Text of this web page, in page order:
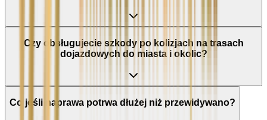
Czy obsługujecie szkody po kolizjach na trasach
dojazdowych do miasta i okolic?
Co jeśli naprawa potrwa dłużej niż przewidywano?